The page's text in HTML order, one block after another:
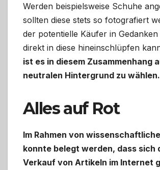
Werden beispielsweise Schuhe
sollten diese stets so fotografiert
der potentielle Käufer in Gedanken
direkt in diese hineinschlüpfen
ist es in diesem Zusammenhang
neutralen Hintergrund zu wählen.
Alles auf Rot
Im Rahmen von
konnte belegt werden, dass sich
Verkauf von Artikeln im Internet